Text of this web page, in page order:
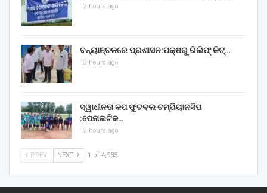
12 hours ago
ବନ୍ୟାଞ୍ଚଳରେ ପ୍ରଶାସନ:ପକ୍ଷରୁ ରିଲିଫ୍ କିଟ୍…
12 hours ago
ସ୍ୱାଧୀନତା କପ ଫୁଟବଲ ଚମ୍ପିୟାନସିପ
:ପେନାଲଟିକ…
12 hours ago
PREV NEXT 1 of 4,985